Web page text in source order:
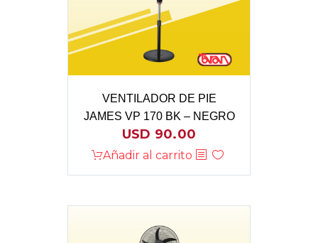
VENTILADOR DE PIE
JAMES VP 170 BK – NEGRO
USD 90.00
Añadir al carrito